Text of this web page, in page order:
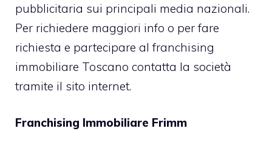
pubblicitaria sui principali media nazionali.
Per richiedere maggiori info o per fare
richiesta e partecipare al franchising
immobiliare Toscano contatta la società
tramite il sito internet.
Franchising Immobiliare Frimm